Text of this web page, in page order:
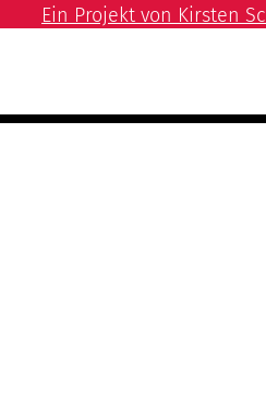
Ein Projekt von Kirsten